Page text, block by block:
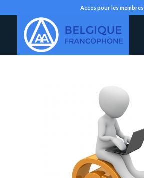
Accès pour les membres